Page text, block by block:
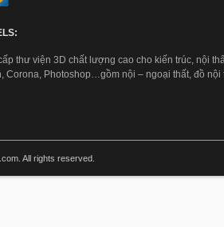
thư viện 3D chất lượng cao cho kiến trúc, nội
Corona, Photoshop…gồm nội – ngoại thất, đồ nội
All rights reserved.